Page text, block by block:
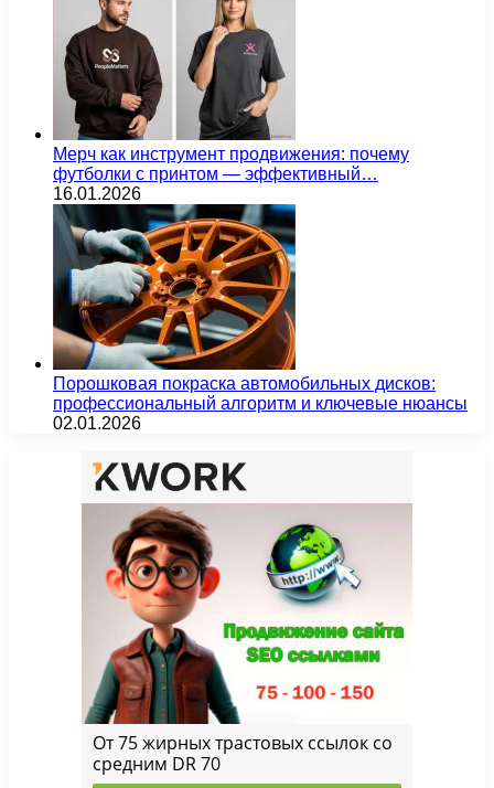
Мерч как инструмент продвижения: почему
футболки с принтом — эффективный…
16.01.2026
Порошковая покраска автомобильных дисков:
профессиональный алгоритм и ключевые нюансы
02.01.2026